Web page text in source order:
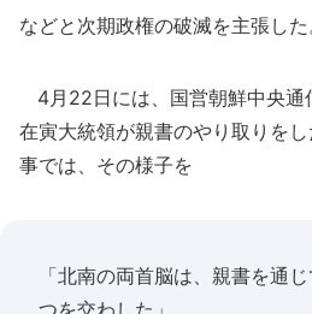
などと次期政権の破滅を主張した
4月22日には、国営朝鮮中央通
在寅大統領が親書のやり取りを
事では、その様子を
「北南の両首脳は、親書を通
つを交わした」